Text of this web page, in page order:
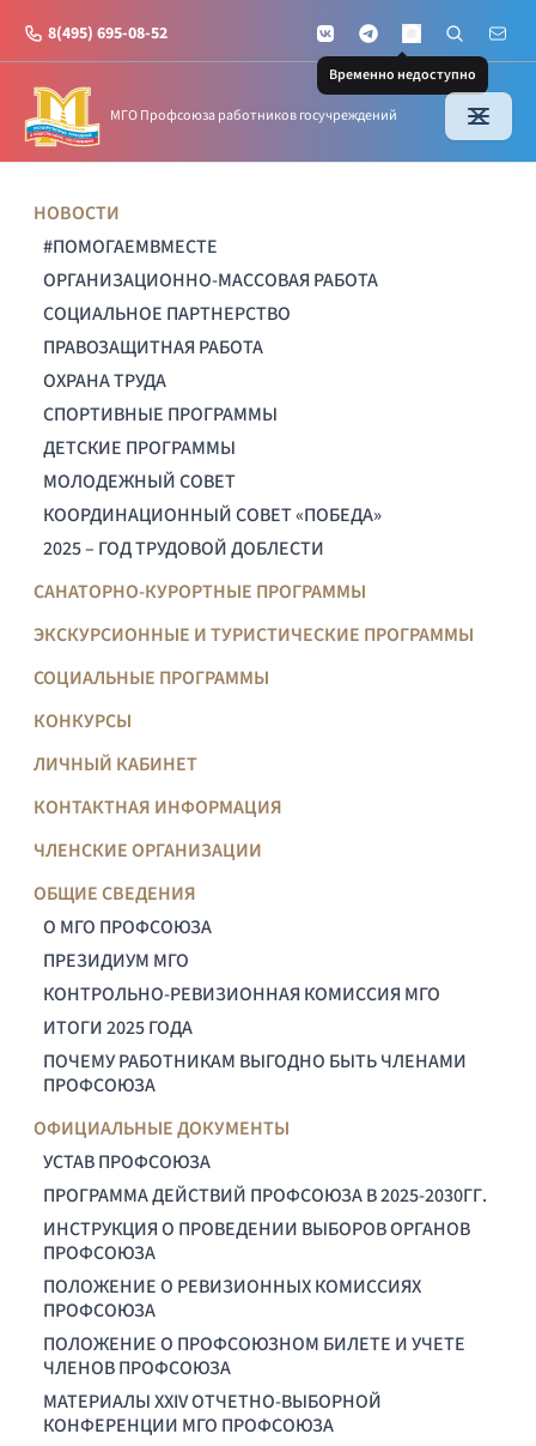
8(495) 695-08-52 VKontakteTelegramMAX
Временно недоступно
Поиск по
Почта
МГО Профсоюза работников госучреждений
НОВОСТИ
#ПОМОГАЕМВМЕСТЕ
ОРГАНИЗАЦИОННО-МАССОВАЯ РАБОТА
СОЦИАЛЬНОЕ ПАРТНЕРСТВО
ПРАВОЗАЩИТНАЯ РАБОТА
ОХРАНА ТРУДА
СПОРТИВНЫЕ ПРОГРАММЫ
ДЕТСКИЕ ПРОГРАММЫ
МОЛОДЕЖНЫЙ СОВЕТ
КООРДИНАЦИОННЫЙ СОВЕТ «ПОБЕДА»
2025 – ГОД ТРУДОВОЙ ДОБЛЕСТИ
САНАТОРНО-КУРОРТНЫЕ ПРОГРАММЫ
ЭКСКУРСИОННЫЕ И ТУРИСТИЧЕСКИЕ ПРОГРАММЫ
СОЦИАЛЬНЫЕ ПРОГРАММЫ
КОНКУРСЫ
ЛИЧНЫЙ КАБИНЕТ
КОНТАКТНАЯ ИНФОРМАЦИЯ
ЧЛЕНСКИЕ ОРГАНИЗАЦИИ
ОБЩИЕ СВЕДЕНИЯ
О МГО ПРОФСОЮЗА
ПРЕЗИДИУМ МГО
КОНТРОЛЬНО-РЕВИЗИОННАЯ КОМИССИЯ МГО
ИТОГИ 2025 ГОДА
ПОЧЕМУ РАБОТНИКАМ ВЫГОДНО БЫТЬ ЧЛЕНАМИ
ПРОФСОЮЗА
ОФИЦИАЛЬНЫЕ ДОКУМЕНТЫ
УСТАВ ПРОФСОЮЗА
ПРОГРАММА ДЕЙСТВИЙ ПРОФСОЮЗА В 2025-2030ГГ.
ИНСТРУКЦИЯ О ПРОВЕДЕНИИ ВЫБОРОВ ОРГАНОВ
ПРОФСОЮЗА
ПОЛОЖЕНИЕ О РЕВИЗИОННЫХ КОМИССИЯХ
ПРОФСОЮЗА
ПОЛОЖЕНИЕ О ПРОФСОЮЗНОМ БИЛЕТЕ И УЧЕТЕ
ЧЛЕНОВ ПРОФСОЮЗА
МАТЕРИАЛЫ XXIV ОТЧЕТНО-ВЫБОРНОЙ
КОНФЕРЕНЦИИ МГО ПРОФСОЮЗА